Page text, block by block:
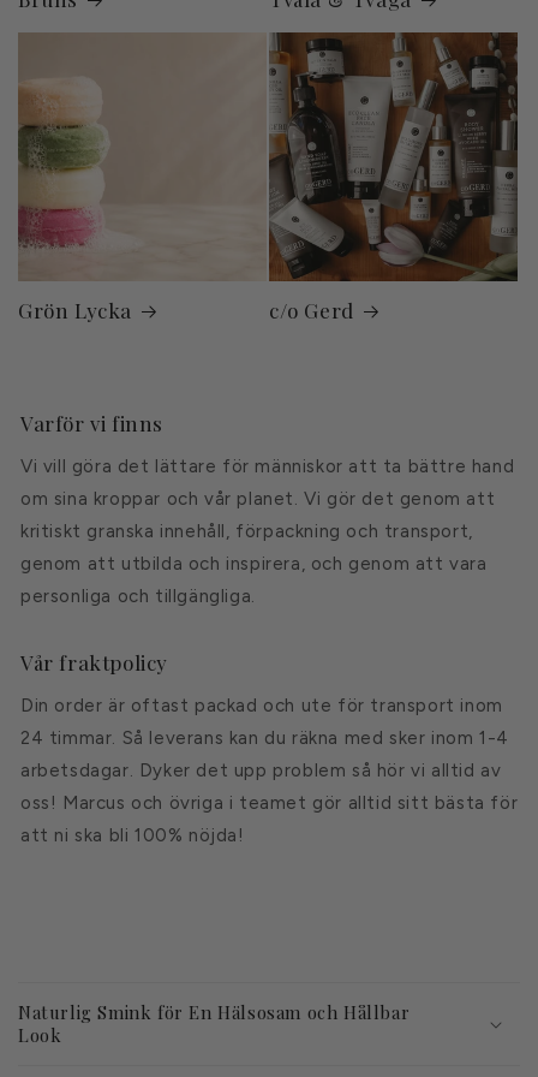
Grön Lycka c/o Gerd
Varför vi finns
Vi vill göra det lättare för människor att ta bättre hand
om sina kroppar och vår planet. Vi gör det genom att
kritiskt granska innehåll, förpackning och transport,
genom att utbilda och inspirera, och genom att vara
personliga och tillgängliga.
Vår fraktpolicy
Din order är oftast packad och ute för transport inom
24 timmar. Så leverans kan du räkna med sker inom 1-4
arbetsdagar. Dyker det upp problem så hör vi alltid av
oss! Marcus och övriga i teamet gör alltid sitt bästa för
att ni ska bli 100% nöjda!
n
Naturlig Smink för En Hälsosam och Hållbar
Look